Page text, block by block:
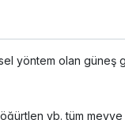
yöntem olan güneş
vb. tüm